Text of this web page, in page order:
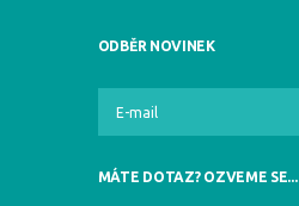
ODBĚR NOVINEK
MÁTE DOTAZ? OZVEME SE...